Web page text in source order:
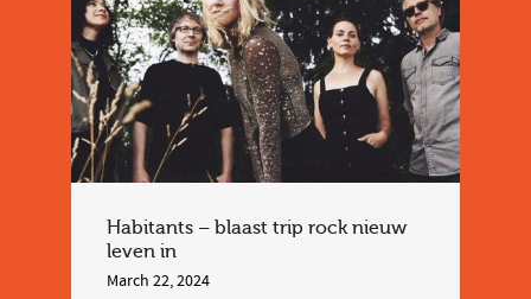
Habitants – blaast trip rock nieuw
leven in
March 22, 2024